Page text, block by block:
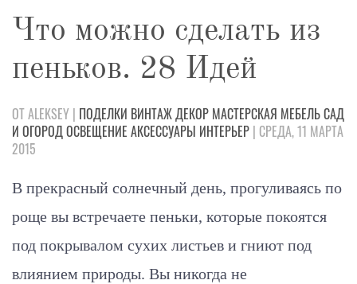
Что можно сделать из
пеньков. 28 Идей
ОТ ALEKSEY | ПОДЕЛКИ ВИНТАЖДЕКОР МАСТЕРСКАЯ МЕБЕЛЬСАД
И ОГОРОДОСВЕЩЕНИЕ АКСЕССУАРЫ ИНТЕРЬЕР | СРЕДА, 11 МАРТА
2015
В прекрасный солнечный день, прогуливаясь по
роще вы встречаете пеньки, которые покоятся
под покрывалом сухих листьев и гниют под
влиянием природы. Вы никогда не